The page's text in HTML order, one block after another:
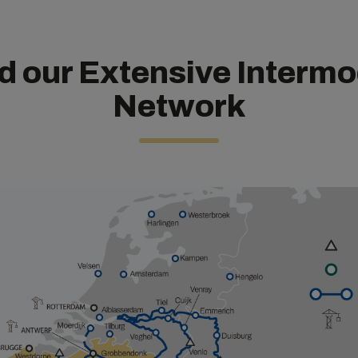
our Extensive
Network